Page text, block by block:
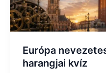
Európa
harangjai kvíz